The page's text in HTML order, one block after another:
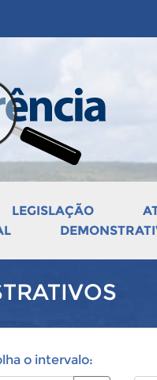
LEGISLAÇÃO
o intervalo: